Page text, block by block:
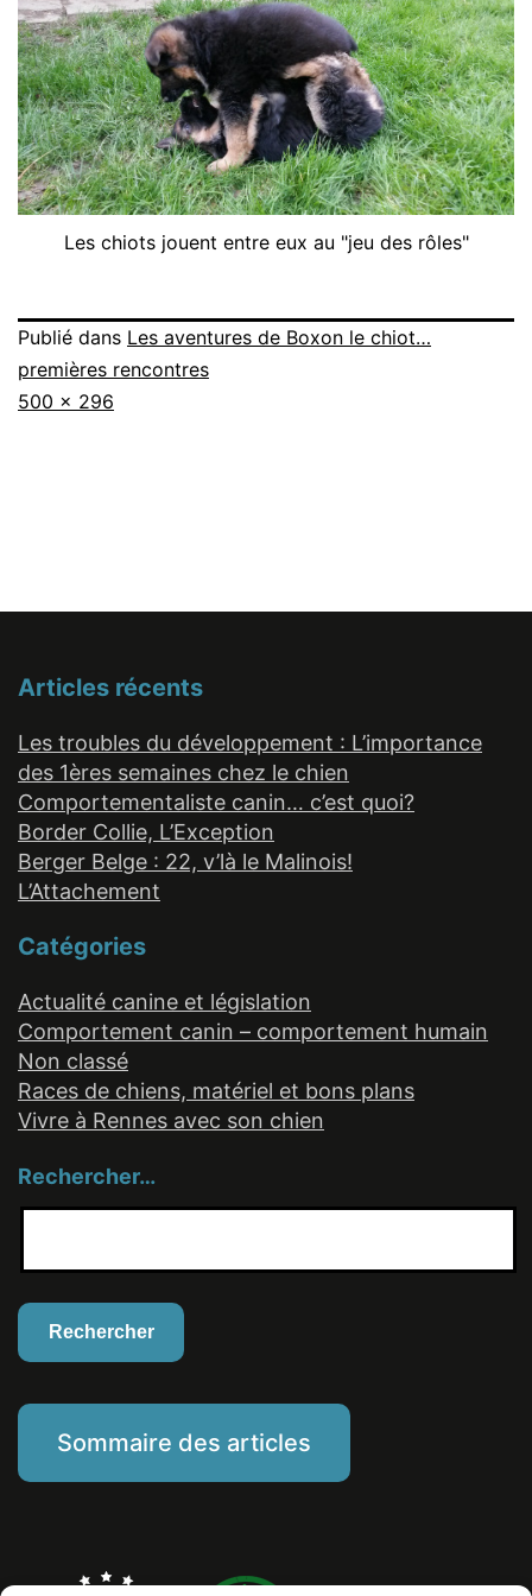
Les chiots jouent entre eux au "jeu des rôles"
Publié dans Les aventures de Boxon le chiot…
premières rencontres
Taille
500 × 296
Articles récents
Les troubles du développement : L’importance
des 1ères semaines chez le chien
Comportementaliste canin… c’est quoi?
Border Collie, L’Exception
Berger Belge : 22, v’là le Malinois!
L’Attachement
Catégories
Actualité canine et législation
Comportement canin – comportement humain
Non classé
Races de chiens, matériel et bons plans
Vivre à Rennes avec son chien
Rechercher…
Sommaire des articles